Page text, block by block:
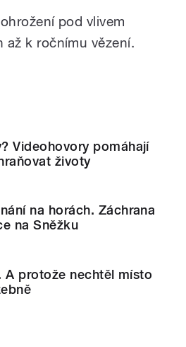
pod vlivem
až k ročnímu vězení.
Videohovory pomáhají
životy
na horách. Záchrana
na Sněžku
A protože nechtěl místo